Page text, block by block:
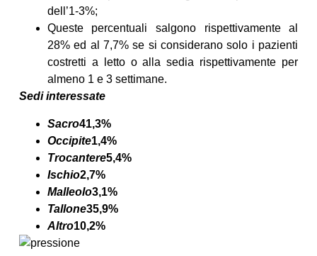
dell’1-3%;
Queste percentuali salgono rispettivamente al
28% ed al 7,7% se si considerano solo i pazienti
costretti a letto o alla sedia rispettivamente per
almeno 1 e 3 settimane.
Sedi interessate
Sacro41,3%
Occipite1,4%
Trocantere5,4%
Ischio2,7%
Malleolo3,1%
Tallone35,9%
Altro10,2%